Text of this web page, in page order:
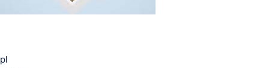
pl